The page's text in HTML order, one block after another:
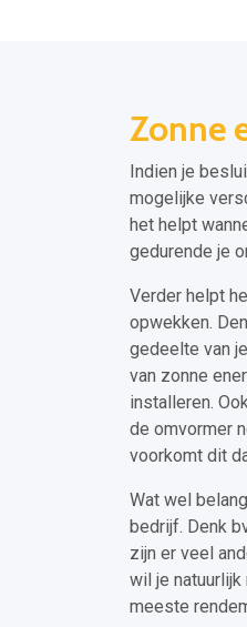
Zonne
Indien je
mogelijke
het helpt
gedurende je
Verder helpt
opwekken.
gedeelte van
van zonne
installeren.
de omvormer
voorkomt dit
Wat wel
bedrijf. Denk
zijn er veel
wil je
meeste